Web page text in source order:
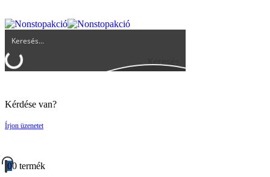
Keresés
Kérdése van?
Írjon üzenetet
00 termék